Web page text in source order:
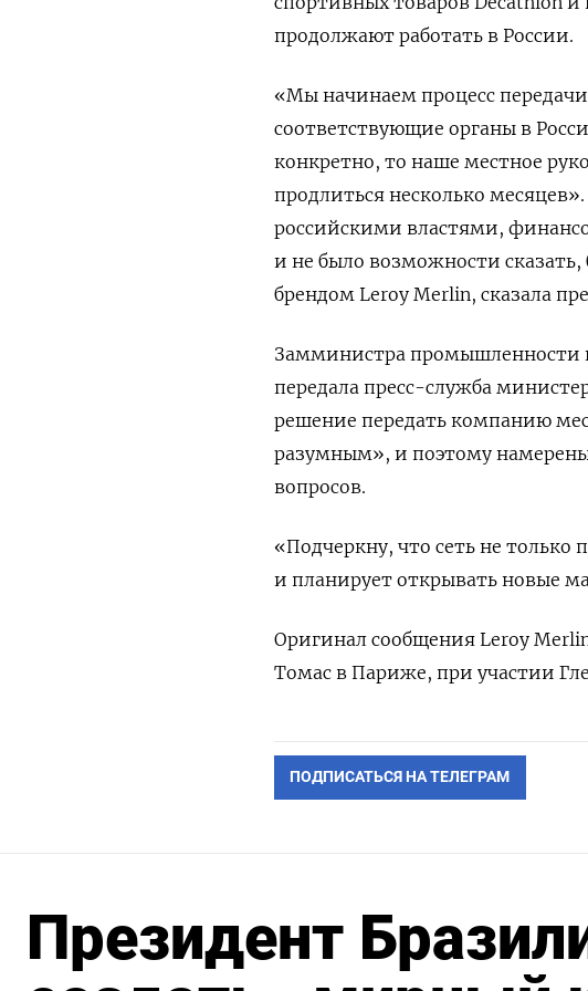
продолжают работать в России.
«Мы начинаем процесс
соответствующие органы в
конкретно, то наше местное
продлиться несколько
российскими властями,
и не было возможности
брендом Leroy Merlin, сказала
Замминистра промышленности
передала пресс-служба
решение передать компанию
разумным», и поэтому
вопросов.
«Подчеркну, что сеть не только
и планирует открывать новые
Оригинал сообщения Leroy
Томас в Париже, при участии
ПОДПИСАТЬСЯ НА ТЕЛЕГРАМ
Президент